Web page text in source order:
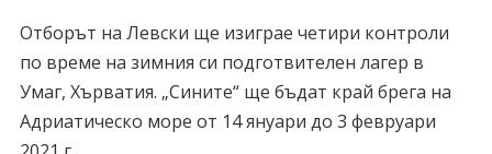
Отборът на Левски ще изиграе четири контроли
по време на зимния си подготвителен лагер в
Умаг, Хърватия. „Сините“ ще бъдат край брега на
Адриатическо море от 14 януари до 3 февруари